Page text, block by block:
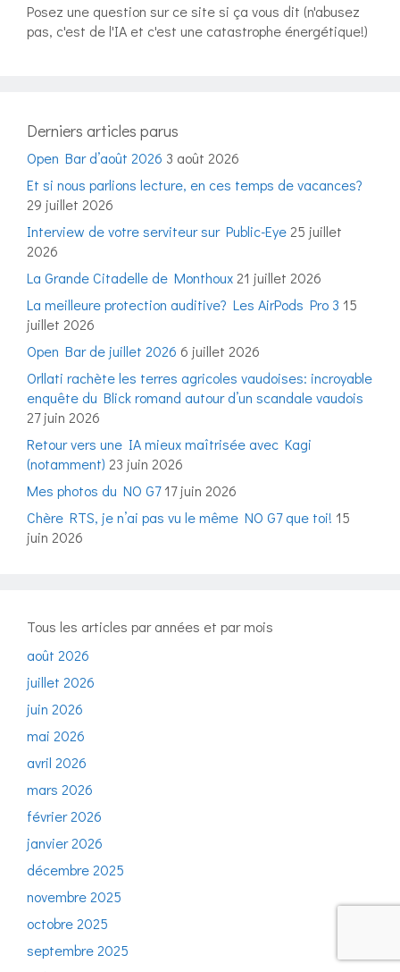
Posez une question sur ce site si ça vous dit (n'abusez
pas, c'est de l'IA et c'est une catastrophe énergétique!)
Derniers articles parus
Open Bar d’août 2026 3 août 2026
Et si nous parlions lecture, en ces temps de vacances?
29 juillet 2026
Interview de votre serviteur sur Public-Eye 25 juillet
2026
La Grande Citadelle de Monthoux 21 juillet 2026
La meilleure protection auditive? Les AirPods Pro 3 15
juillet 2026
Open Bar de juillet 2026 6 juillet 2026
Orllati rachète les terres agricoles vaudoises: incroyable
enquête du Blick romand autour d’un scandale vaudois
27 juin 2026
Retour vers une IA mieux maîtrisée avec Kagi
(notamment) 23 juin 2026
Mes photos du NO G7 17 juin 2026
Chère RTS, je n’ai pas vu le même NO G7 que toi! 15
juin 2026
Tous les articles par années et par mois
août 2026
juillet 2026
juin 2026
mai 2026
avril 2026
mars 2026
février 2026
janvier 2026
décembre 2025
novembre 2025
octobre 2025
septembre 2025